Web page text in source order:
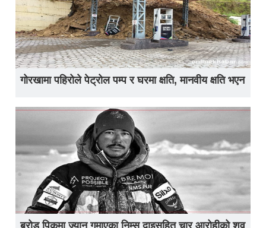
गोरखामा पहिरोले पेट्रोल पम्प र घरमा क्षति, मानवीय क्षति भएन
ब्रोड पिकमा ज्यान गुमाएका निम्स दाइसहित चार आरोहीको शव